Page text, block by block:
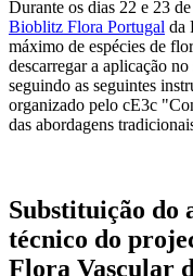
Durante os dias 22 e 23
Bioblitz Flora Portugal da
máximo de espécies de
descarregar a aplicação
seguindo as seguintes
organizado pelo cE3c
das abordagens
Substituição do
técnico do
Flora Vascular